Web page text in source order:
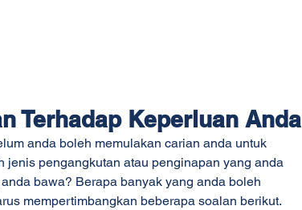
Terhadap Keperluan Anda
anda boleh memulakan carian anda untuk
jenis pengangkutan atau penginapan yang anda
bawa? Berapa banyak yang anda boleh
mempertimbangkan beberapa soalan berikut.